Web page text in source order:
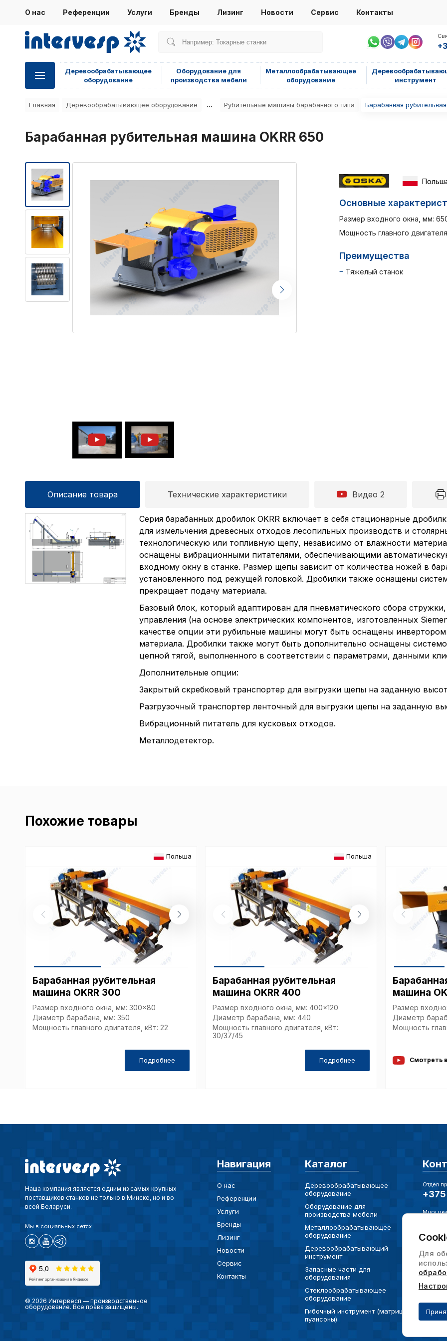
О нас Референции Услуги Бренды Лизинг Новости Сервис Контакты
Деревообрабатывающее
оборудование
Оборудование для
производства мебели
Металлообрабатывающее
оборудование
инструмент
Главная Деревообрабатывающее оборудование ... Рубительные машины барабанного типа Барабанная
Барабанная рубительная машина OKRR 650
Основные
Размер входного окна, мм:
Мощность главного
Преимущества
Тяжелый станок
Описание товара Технические характеристики Видео 2
Серия барабанных дробилок OKRR включает в себя стационарные
для измельчения древесных отходов лесопильных производств и
технологическую или топливную щепу, независимо от влажности
оснащены вибрационными питателями, обеспечивающими
входному окну в станке. Размер щепы зависит от количества ножей в
установленного под режущей головкой. Дробилки также оснащены
прекращает подачу материала.
Базовый блок, который адаптирован для пневматического сбора
управления (на основе электрических компонентов, изготовленных
качестве опции эти рубильные машины могут быть оснащены
материала. Дробилки также могут быть дополнительно оснащены
цепной тягой, выполненного в соответствии с параметрами, данными
Дополнительные опции:
Закрытый скребковый транспортер для выгрузки щепы на заданную
Разгрузочный транспортер ленточный для выгрузки щепы на заданную
Вибрационный питатель для кусковых отходов.
Металлодетектор.
Похожие товары
Польша
Барабанная рубительная
машина OKRR 300
Размер входного окна, мм: 300x80
Диаметр барабана, мм: 350
Мощность главного двигателя, кВт: 22
Подробнее
Польша
Барабанная рубительная
машина OKRR 400
Размер входного окна, мм: 400x120
Диаметр барабана, мм: 440
Мощность главного двигателя, кВт:
30/37/45
Подробнее
машина
Размер
Диаметр
Мощность
Смотреть
Наша компания является одним из самых крупных
поставщиков станков не только в Минске, но и во
всей Беларуси.
Мы в социальных сетях
© 2026 Интервесп — производственное
оборудование. Все права защищены.
Навигация
О нас
Референции
Услуги
Бренды
Лизинг
Новости
Сервис
Контакты
Каталог
Деревообрабатывающее
оборудование
Оборудование для
производства мебели
Металлообрабатывающее
оборудование
Деревообрабатывающий
инструмент
Запасные части для
оборудования
Стеклообрабатывающее
оборудование
Гибочный инструмент (матрицы,
пуансоны)
Отдел
Юр.
ул.
Для
cookie (в т.ч.
в нижней или
Перед тем
можете
cookie,
Внимание:
страницы